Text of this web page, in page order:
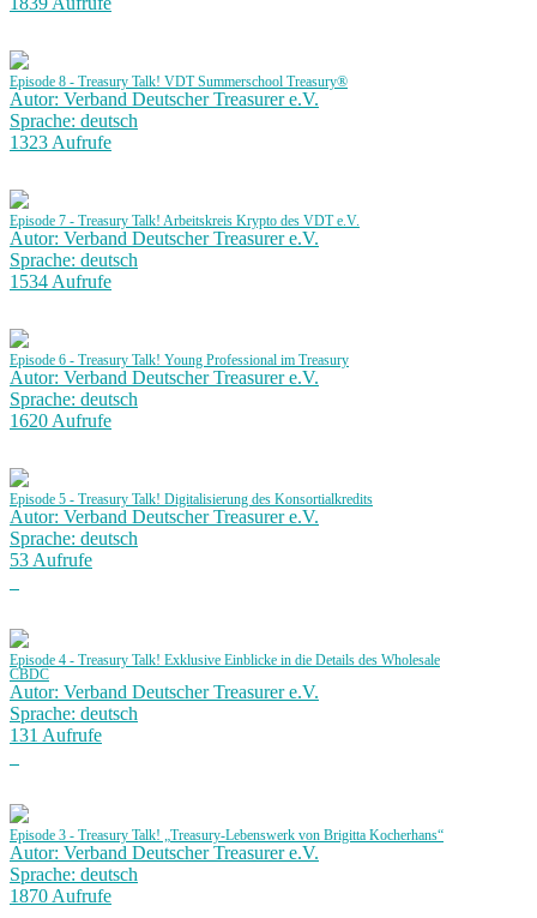
Episode 8 - Treasury Talk! VDT Summerschool Treasury®
Autor: Verband Deutscher Treasurer e.V.
Sprache: deutsch
1323 Aufrufe
Episode 7 - Treasury Talk! Arbeitskreis Krypto des VDT e.V.
Autor: Verband Deutscher Treasurer e.V.
Sprache: deutsch
1534 Aufrufe
Episode 6 - Treasury Talk! Young Professional im Treasury
Autor: Verband Deutscher Treasurer e.V.
Sprache: deutsch
1620 Aufrufe
Episode 5 - Treasury Talk! Digitalisierung des Konsortialkredits
Autor: Verband Deutscher Treasurer e.V.
Sprache: deutsch
53 Aufrufe
Episode 4 - Treasury Talk! Exklusive Einblicke in die Details des Wholesale
CBDC
Autor: Verband Deutscher Treasurer e.V.
Sprache: deutsch
131 Aufrufe
Episode 3 - Treasury Talk! „Treasury-Lebenswerk von Brigitta Kocherhans“
Autor: Verband Deutscher Treasurer e.V.
Sprache: deutsch
1870 Aufrufe